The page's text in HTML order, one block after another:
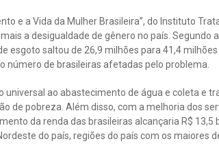
e a Vida da Mulher Brasileira”, do Instituto
a desigualdade de gênero no país. Segundo
esgoto saltou de 26,9 milhões para 41,4
número de brasileiras afetadas pelo problema.
universal ao abastecimento de água e coleta e
de pobreza. Além disso, com a melhoria dos
da renda das brasileiras alcançaria R$ 13,5
do país, regiões do país com os maiores